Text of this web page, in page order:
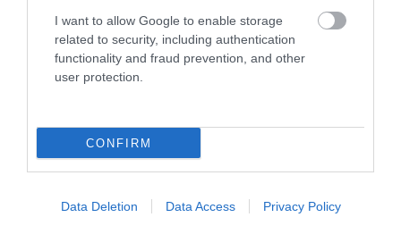
I want to allow Google to enable storage
related to security, including authentication
functionality and fraud prevention, and other
user protection.
CONFIRM
Data Deletion Data Access Privacy Policy
πωλήσεων το α’ εξάμηνο